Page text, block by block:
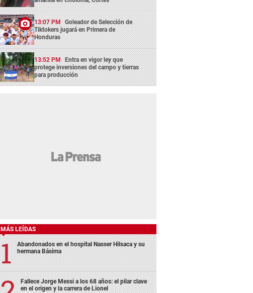
13:07 PM Goleador de Selección de
Tiktokers jugará en Primera de
Honduras
13:52 PM Entra en vigor ley que
protege inversiones del campo y tierras
para producción
MÁS LEÍDAS
Abandonados en el hospital Nasser Hilsaca y su
hermana Básima
Fallece Jorge Messi a los 68 años: el pilar clave
en el origen y la carrera de Lionel